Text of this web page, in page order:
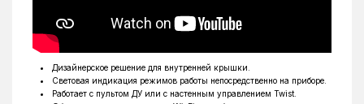
Дизайнерское решение для внутренней крышки.
Световая индикация режимов работы непосредственно на приборе.
Работает с пультом ДУ или с настенным управлением Twist.